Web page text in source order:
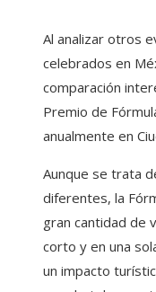
Al analizar otros
celebrados en
comparación
Premio de
anualmente en
Aunque se trata
diferentes, la
gran cantidad de
corto y en una
un impacto